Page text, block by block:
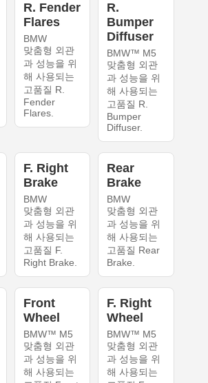
R. Fender
Flares
BMW
맞춤형 외관
과 성능을 위
해 사용되는
고품질 R.
Fender
Flares.
R.
Bumper
Diffuser
BMW™ M5
맞춤형 외관
과 성능을 위
해 사용되는
고품질 R.
Bumper
Diffuser.
F. Right
Brake
BMW
맞춤형 외관
과 성능을 위
해 사용되는
고품질 F.
Right Brake.
Rear
Brake
BMW
맞춤형 외관
과 성능을 위
해 사용되는
고품질 Rear
Brake.
Front
Wheel
BMW™ M5
맞춤형 외관
과 성능을 위
해 사용되는
F. Right
Wheel
BMW™ M5
맞춤형 외관
과 성능을 위
해 사용되는